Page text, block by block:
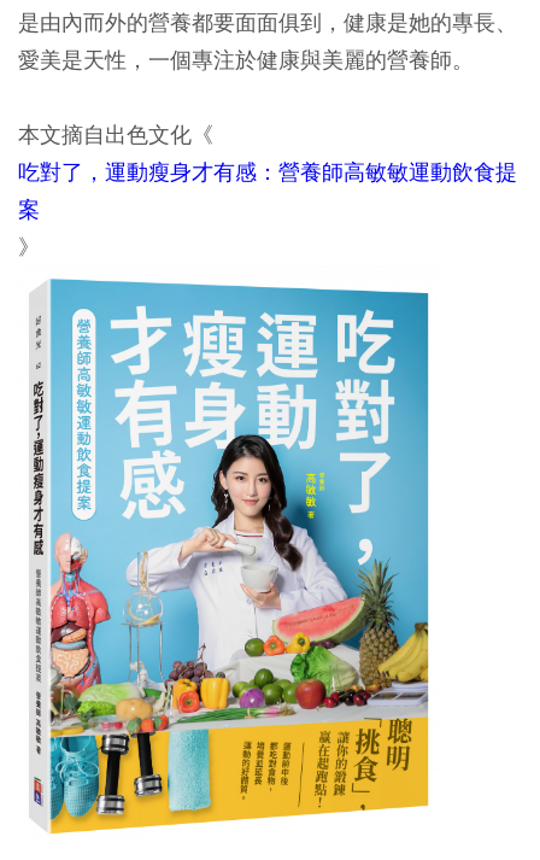
是由內而外的營養都要面面俱到，健康是她的專長、
愛美是天性，一個專注於健康與美麗的營養師。
本文摘自出色文化《
吃對了，運動瘦身才有感：營養師高敏敏運動飲食提
案
》